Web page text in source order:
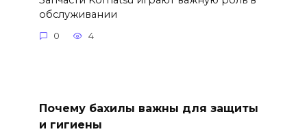
обслуживании
0 4
Почему бахилы важны для защиты
и гигиены